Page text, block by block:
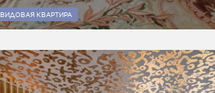
ВИДОВАЯ КВАРТИРА